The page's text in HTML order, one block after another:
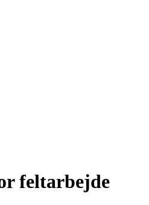
feltarbejde